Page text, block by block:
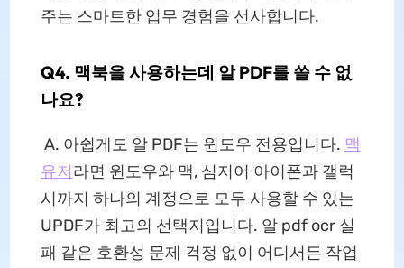
주는 스마트한 업무 경험을 선사합니다.
Q4. 맥북을 사용하는데 알 PDF를 쓸 수 없
나요?
A. 아쉽게도 알 PDF는 윈도우 전용입니다. 맥
유저라면 윈도우와 맥, 심지어 아이폰과 갤럭
시까지 하나의 계정으로 모두 사용할 수 있는
UPDF가 최고의 선택지입니다. 알 pdf ocr 실
패 같은 호환성 문제 걱정 없이 어디서든 작업